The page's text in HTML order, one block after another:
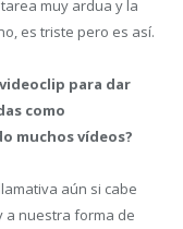
muy ardua y la
es triste pero es así.
para dar
como
muchos vídeos?
aún si cabe
a nuestra forma de